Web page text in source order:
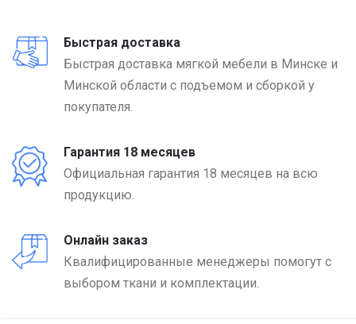
Быстрая доставка
Быстрая доставка мягкой мебели в Минске и
Минской области с подъемом и сборкой у
покупателя.
Гарантия 18 месяцев
Официальная гарантия 18 месяцев на всю
продукцию.
Онлайн заказ
Квалифицированные менеджеры помогут с
выбором ткани и комплектации.